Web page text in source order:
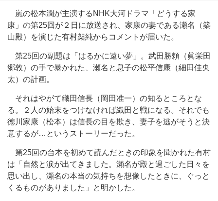
嵐の松本潤が主演するNHK大河ドラマ「どうする家
康」の第25回が２日に放送され、家康の妻である瀬名（築
山殿）を演じた有村架純からコメントが届いた。
第25回の副題は「はるかに遠い夢」。武田勝頼（眞栄田
郷敦）の手で暴かれた、瀬名と息子の松平信康（細田佳央
太）の計画。
それはやがて織田信長（岡田准一）の知るところとな
る。２人の始末をつけなければ織田と戦になる。それでも
徳川家康（松本）は信長の目を欺き、妻子を逃がそうと決
意するが…というストーリーだった。
第25回の台本を初めて読んだときの印象を聞かれた有村
は「自然と涙が出てきました。瀨名が殿と過ごした日々を
思い出し、瀬名の本当の気持ちを想像したときに、ぐっと
くるものがありました」と明かした。